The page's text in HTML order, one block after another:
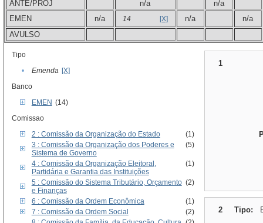
ANTE/PROJ
n/a
n/a
EMEN
n/a 14 [X] n/a
n/a
AVULSO
Tipo
•
Emenda [X]
Banco
EMEN (14)
Comissao
2 : Comissão da Organização do Estado
(1)
3 : Comissão da Organização dos Poderes e
Sistema de Governo
(5)
4 : Comissão da Organização Eleitoral,
Partidária e Garantia das Instituições
(1)
5 : Comissão do Sistema Tributário, Orçamento
e Finanças
(2)
6 : Comissão da Ordem Econômica
(1)
7 : Comissão da Ordem Social
(2)
1
2 Tipo: